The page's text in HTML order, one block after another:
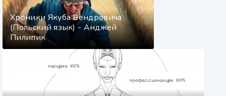
Хроники Якуба Вендровича
(Польский язык) - Анджей
Пилипик